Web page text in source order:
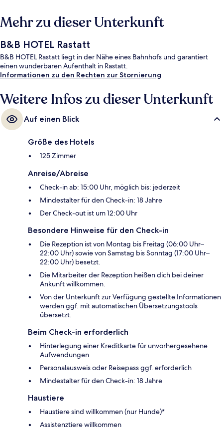
Mehr zu dieser Unterkunft
B&B HOTEL Rastatt
B&B HOTEL Rastatt liegt in der Nähe eines Bahnhofs und garantiert
einen wunderbaren Aufenthalt in Rastatt.
Informationen zu den Rechten zur Stornierung
Weitere Infos zu dieser Unterkunft
Auf einen Blick
Größe des Hotels
125 Zimmer
Anreise/Abreise
Check-in ab: 15:00 Uhr, möglich bis: jederzeit
Mindestalter für den Check-in: 18 Jahre
Der Check-out ist um 12:00 Uhr
Besondere Hinweise für den Check-in
Die Rezeption ist von Montag bis Freitag (06:00 Uhr–
22:00 Uhr) sowie von Samstag bis Sonntag (17:00 Uhr–
22:00 Uhr) besetzt.
Die Mitarbeiter der Rezeption heißen dich bei deiner
Ankunft willkommen.
Von der Unterkunft zur Verfügung gestellte Informationen
werden ggf. mit automatischen Übersetzungstools
übersetzt.
Beim Check-in erforderlich
Hinterlegung einer Kreditkarte für unvorhergesehene
Aufwendungen
Personalausweis oder Reisepass ggf. erforderlich
Mindestalter für den Check-in: 18 Jahre
Haustiere
Haustiere sind willkommen (nur Hunde)*
Assistenztiere willkommen